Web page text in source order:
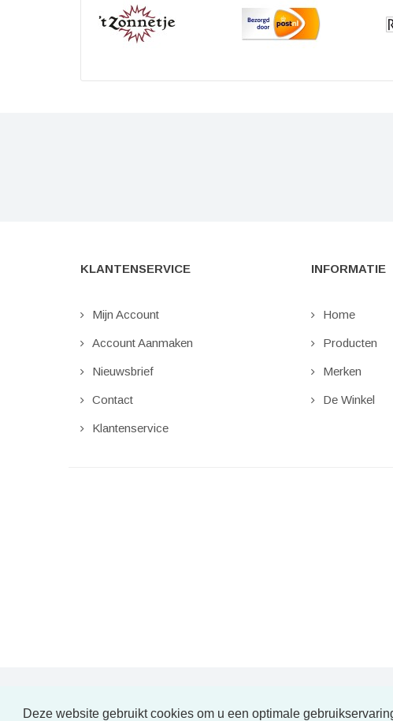
Deze website gebruikt cookies om u een optimale
KLANTENSERVICE
Mijn Account
Account Aanmaken
Nieuwsbrief
Contact
Klantenservice
INFORMATIE
Home
Producten
Merken
De Winkel